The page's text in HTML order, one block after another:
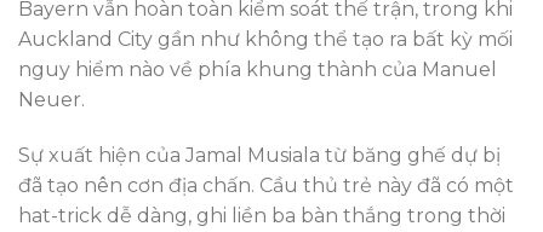
Bayern vẫn hoàn toàn kiểm soát thế trận, trong khi
Auckland City gần như không thể tạo ra bất kỳ mối
nguy hiểm nào về phía khung thành của Manuel
Neuer.
Sự xuất hiện của Jamal Musiala từ băng ghế dự bị
đã tạo nên cơn địa chấn. Cầu thủ trẻ này đã có một
hat-trick dễ dàng, ghi liền ba bàn thắng trong thời